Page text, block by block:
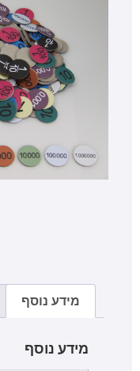
מידע נוסף
מידע נוסף